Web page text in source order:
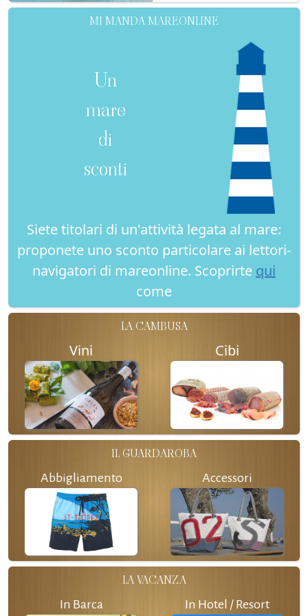
MI MANDA MAREONLINE
Un
mare
di
sconti
Siete titolari di un'attività legata al mare:
proponete uno sconto particolare ai lettori-
navigatori di mareonline. Scoprirte qui
come
LA CAMBUSA
Vini Cibi
IL GUARDAROBA
Abbigliamento Accessori
LA VACANZA
In Barca In Hotel / Resort